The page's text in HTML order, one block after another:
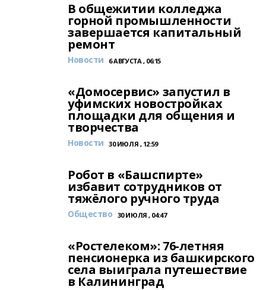
В общежитии колледжа
горной промышленности
завершается капитальный
ремонт
Новости 6 АВГУСТА , 06:15
«Домосервис» запустил в
уфимских новостройках
площадки для общения и
творчества
Новости 30 ИЮЛЯ , 12:59
Робот в «Башспирте»
избавит сотрудников от
тяжёлого ручного труда
Общество 30 ИЮЛЯ , 04:47
«Ростелеком»: 76-летняя
пенсионерка из башкирского
села выиграла путешествие
в Калининград